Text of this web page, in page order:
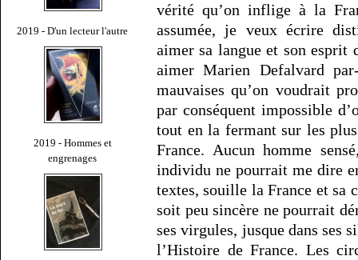
2019 - D'un lecteur l'autre
2019 - Hommes et
engrenages
vérité qu’on inflige à la
assumée, je veux écrire
aimer sa langue et son esprit
aimer Marien Defalvard
mauvaises qu’on voudrait
par conséquent impossible
tout en la fermant sur les
France. Aucun homme
individu ne pourrait me dire
textes, souille la France et sa
soit peu sincère ne pourrait
ses virgules, jusque dans ses
l’Histoire de France. Les